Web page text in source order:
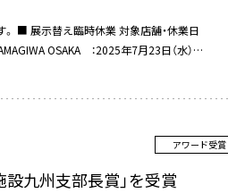
。 ■ 展示替え臨時休業 対象店舗・休業日
OSAKA ：2025年7月23日（水）…
九州支部長賞」を受賞
アワード受賞